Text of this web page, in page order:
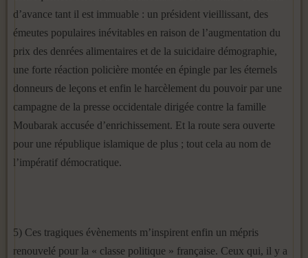
d’avance tant il est immuable : un président vieillissant, des
émeutes populaires inévitables en raison de l’augmentation du
prix des denrées alimentaires et de la suicidaire démographie,
une forte réaction policière montée en épingle par les éternels
donneurs de leçons et enfin le harcèlement du pouvoir par une
campagne de la presse occidentale dirigée contre la famille
Moubarak accusée d’enrichissement. Et la route sera ouverte
pour une république islamique de plus ; tout cela au nom de
l’impératif démocratique.
5) Ces tragiques évènements m’inspirent enfin un mépris
renouvelé pour la « classe politique » française. Ceux qui, il y a